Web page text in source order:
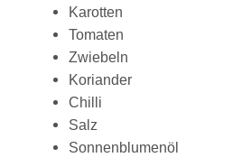
Karotten
Tomaten
Zwiebeln
Koriander
Chilli
Salz
Sonnenblumenöl